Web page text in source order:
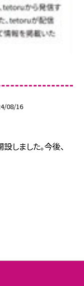
08/16
しました。今後、